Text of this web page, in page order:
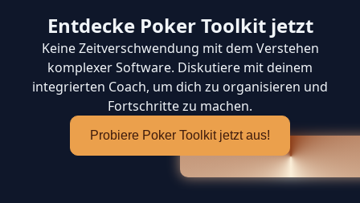
Entdecke Poker Toolkit jetzt
Keine Zeitverschwendung mit dem Verstehen
komplexer Software. Diskutiere mit deinem
integrierten Coach, um dich zu organisieren und
Fortschritte zu machen.
Probiere Poker Toolkit jetzt aus!